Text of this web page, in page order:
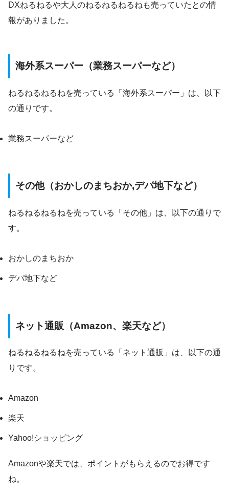
DXねるねるや大人のねるねるねるねも売っていたとの情
報がありました。
海外系スーパー（業務スーパーなど）
ねるねるねるねを売っている「海外系スーパー」は、以下
の通りです。
業務スーパーなど
その他（おかしのまちおか,デパ地下など）
ねるねるねるねを売っている「その他」は、以下の通りで
す。
おかしのまちおか
デパ地下など
ネット通販（Amazon、楽天など）
ねるねるねるねを売っている「ネット通販」は、以下の通
りです。
Amazon
楽天
Yahoo!ショッピング
Amazonや楽天では、ポイントがもらえるのでお得です
ね。